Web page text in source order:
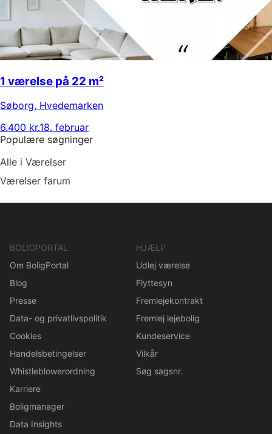
1 værelse på 22 m²
Søborg, Hvedemarken
6.400 kr.18. februar
Populære søgninger
Alle i Værelser
Værelser farum
BOLIGPORTAL
Om BoligPortal
Blog
Presse
Data- og privatlivspolitik
Cookies
Handelsbetingelser
Whistleblowerordning
Karriere
Boligmanager
Data Insights
HJÆLP
Udlej værelse
Flyttesyn
Fremlejekontrakt
Fremlej lejebolig
Kundeservice
Vilkår
Søg sagsnr.